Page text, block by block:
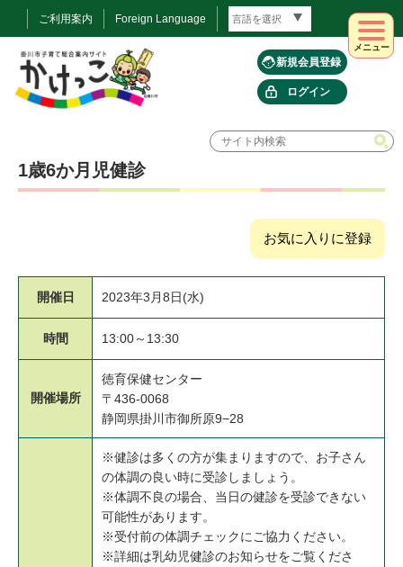
ご利用案内 Foreign Language
新規会員登録
ログイン
メニュー
1歳6か月児健診
お気に入りに登録
開催日 2023年3月8日(水)
時間 13:00～13:30
開催場所
徳育保健センター
〒436-0068
静岡県掛川市御所原9−28
※健診は多くの方が集まりますので、お子さん
の体調の良い時に受診しましょう。
※体調不良の場合、当日の健診を受診できない
可能性があります。
※受付前の体調チェックにご協力ください。
※詳細は乳幼児健診のお知らせをご覧くださ